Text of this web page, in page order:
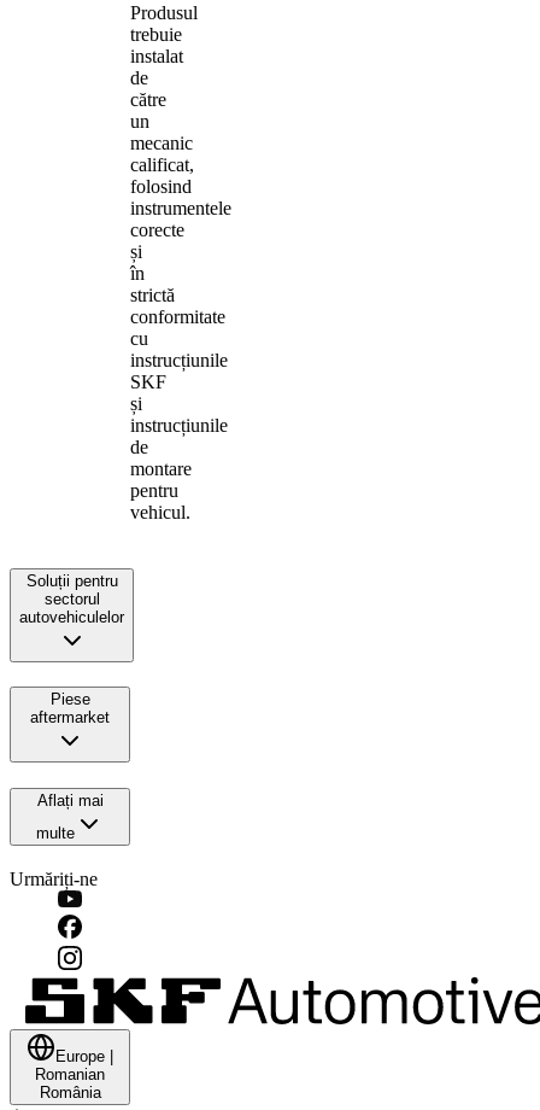
Produsul
trebuie
instalat
de
către
un
mecanic
calificat,
folosind
instrumentele
corecte
și
în
strictă
conformitate
cu
instrucțiunile
SKF
și
instrucțiunile
de
montare
pentru
vehicul.
Soluții pentru
sectorul
autovehiculelor
Piese
aftermarket
Aflați mai
multe
Urmăriți-ne
Europe
Romanian
România